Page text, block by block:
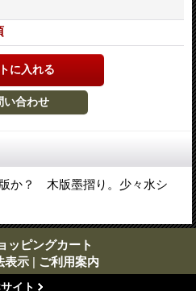
か？ 木版墨摺り。少々水シ
ッピングカート
表示 | ご利用案内
イト